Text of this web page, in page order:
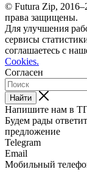
© Futura Zip,
права защищены.
Для улучшения
сервисы
соглашаетесь с
Cookies.
Согласен
Найти
Напишите нам в
Будем рады
предложение
Telegram
Email
Мобильный